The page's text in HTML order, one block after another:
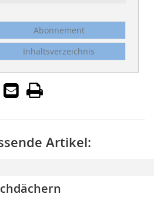
Abonnement
Inhaltsverzeichnis
Artikel: